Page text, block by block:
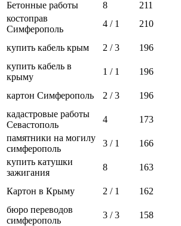
Бетонные работы
8 211
костоправ
Симферополь
4 / 1 210
купить кабель крым 2 / 3 196
купить кабель в
крыму
1 / 1 196
картон Симферополь 2 / 3 196
кадастровые работы
Севастополь
4 173
памятники на могилу
симферополь
3 / 1 166
купить катушки
зажигания
8 163
Картон в Крыму 2 / 1 162
бюро переводов
симферополь
3 / 3 158